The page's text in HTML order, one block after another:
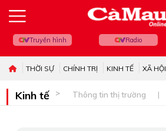
Truyền hình Radio
THỜI SỰ CHÍNH TRỊ KINH TẾ XÃ HỘI
Kinh tế Thông tin thị trường